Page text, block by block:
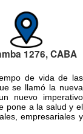
1276, CABA
de vida de las
se llamó la nueva
nuevo imperativo
pone a la salud y el
empresariales y